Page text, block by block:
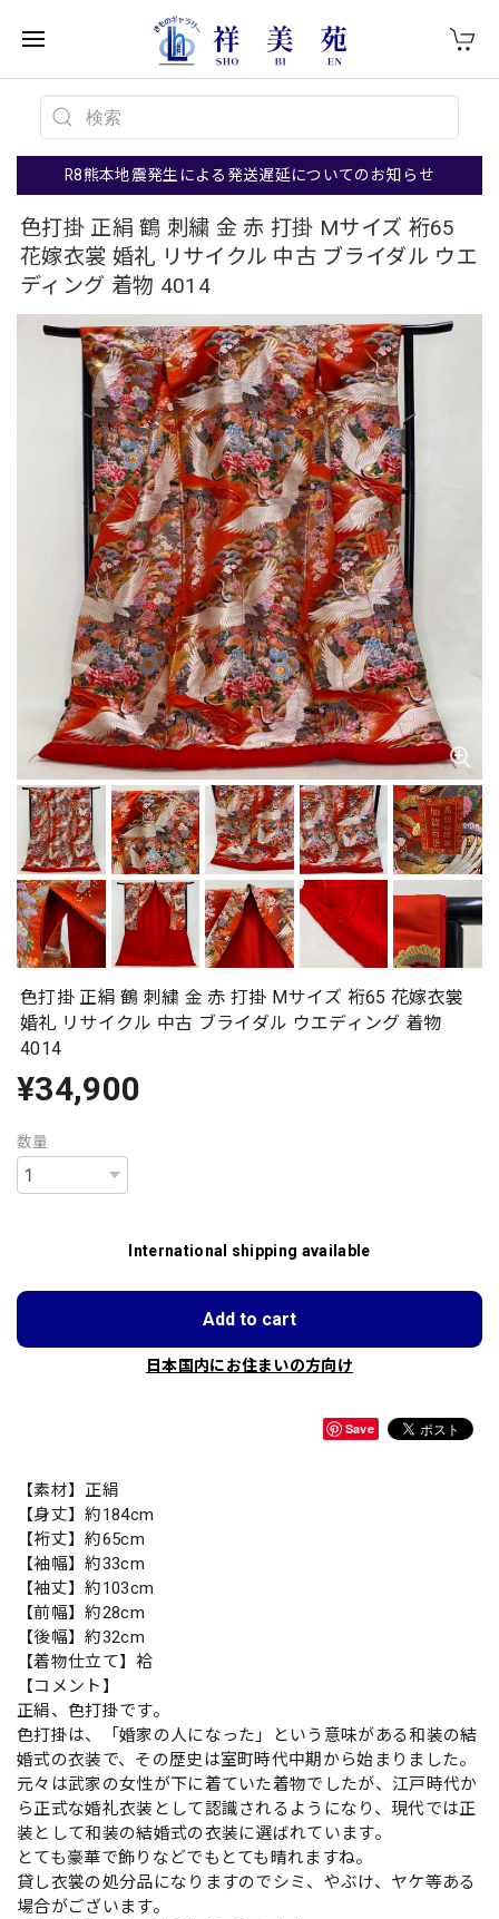
R8熊本地震発生による発送遅延についてのお知らせ
色打掛 正絹 鶴 刺繍 金 赤 打掛 Mサイズ 裄65
花嫁衣裳 婚礼 リサイクル 中古 ブライダル ウエ
ディング 着物 4014
色打掛 正絹 鶴 刺繍 金 赤 打掛 Mサイズ 裄65 花嫁衣裳
婚礼 リサイクル 中古 ブライダル ウエディング 着物
4014
¥34,900
数量
International shipping available
Add to cart
日本国内にお住まいの方向け
Save
【素材】正絹
【身丈】約184cm
【裄丈】約65cm
【袖幅】約33cm
【袖丈】約103cm
【前幅】約28cm
【後幅】約32cm
【着物仕立て】袷
【コメント】
正絹、色打掛です。
色打掛は、「婚家の人になった」という意味がある和装の結
婚式の衣装で、その歴史は室町時代中期から始まりました。
元々は武家の女性が下に着ていた着物でしたが、江戸時代か
ら正式な婚礼衣装として認識されるようになり、現代では正
装として和装の結婚式の衣装に選ばれています。
とても豪華で飾りなどでもとても晴れますね。
貸し衣裳の処分品になりますのでシミ、やぶけ、ヤケ等ある
場合がございます。